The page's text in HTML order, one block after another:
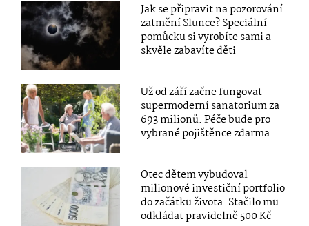
Jak se připravit na pozorování
zatmění Slunce? Speciální
pomůcku si vyrobíte sami a
skvěle zabavíte děti
Už od září začne fungovat
supermoderní sanatorium za
693 milionů. Péče bude pro
vybrané pojištěnce zdarma
Otec dětem vybudoval
milionové investiční portfolio
do začátku života. Stačilo mu
odkládat pravidelně 500 Kč